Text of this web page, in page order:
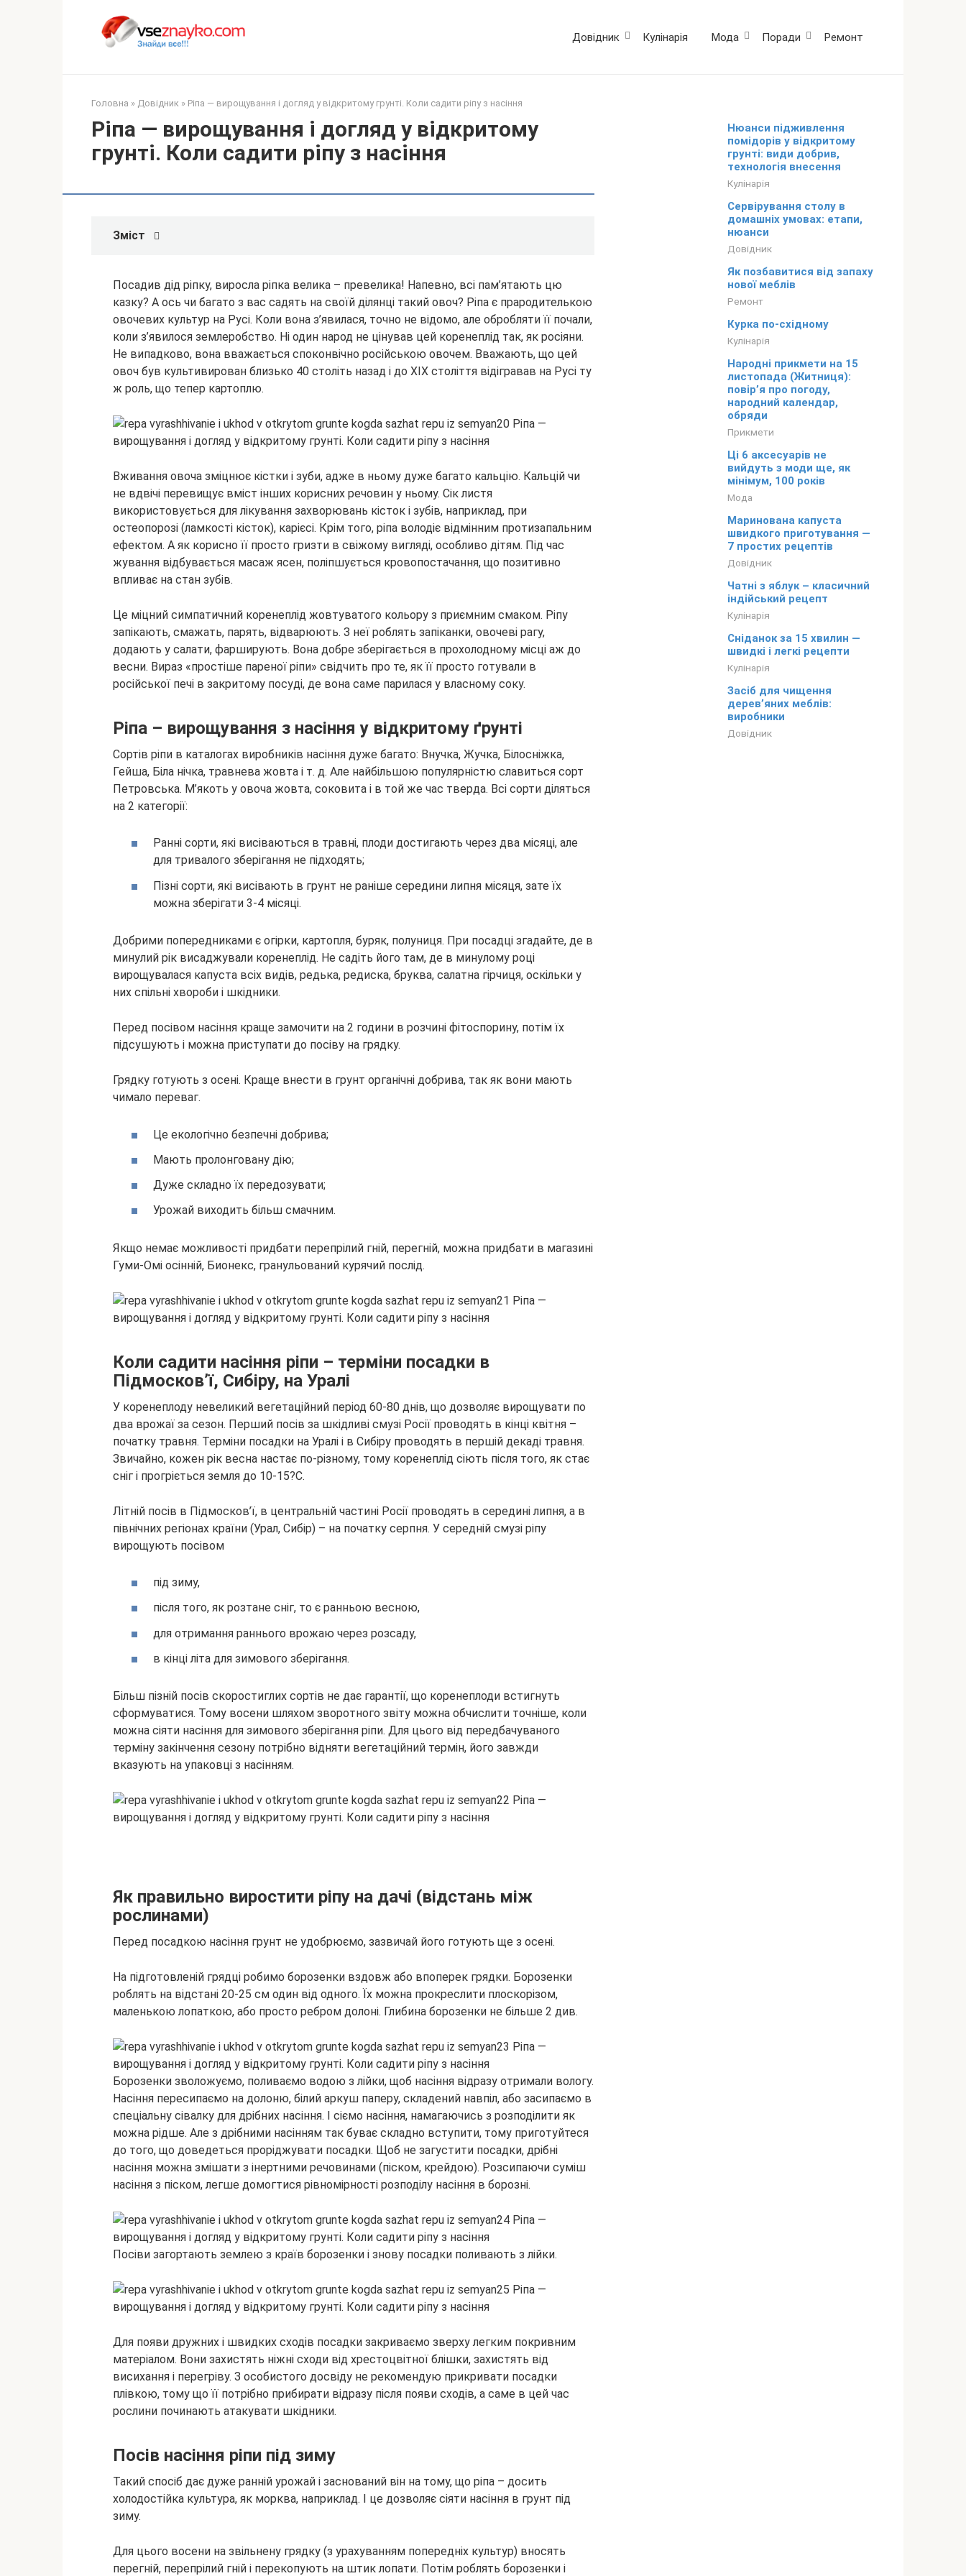
Довідник Кулінарія Мода Поради Ремонт
Головна » Довідник » Ріпа — вирощування і догляд у відкритому грунті. Коли садити ріпу з насіння
Ріпа — вирощування і догляд у відкритому
грунті. Коли садити ріпу з насіння
Зміст
Посадив дід ріпку, виросла ріпка велика – превелика! Напевно, всі пам’ятають цю
казку? А ось чи багато з вас садять на своїй ділянці такий овоч? Ріпа є прародителькою
овочевих культур на Русі. Коли вона з’явилася, точно не відомо, але обробляти її почали,
коли з’явилося землеробство. Ні один народ не цінував цей коренеплід так, як росіяни.
Не випадково, вона вважається споконвічно російською овочем. Вважають, що цей
овоч був культивирован близько 40 століть назад і до XIX століття відігравав на Русі ту
ж роль, що тепер картоплю.
Вживання овоча зміцнює кістки і зуби, адже в ньому дуже багато кальцію. Кальцій чи
не вдвічі перевищує вміст інших корисних речовин у ньому. Сік листя
використовується для лікування захворювань кісток і зубів, наприклад, при
остеопорозі (ламкості кісток), карієсі. Крім того, ріпа володіє відмінним протизапальним
ефектом. А як корисно її просто гризти в свіжому вигляді, особливо дітям. Під час
жування відбувається масаж ясен, поліпшується кровопостачання, що позитивно
впливає на стан зубів.
Це міцний симпатичний коренеплід жовтуватого кольору з приємним смаком. Ріпу
запікають, смажать, парять, відварюють. З неї роблять запіканки, овочеві рагу,
додають у салати, фарширують. Вона добре зберігається в прохолодному місці аж до
весни. Вираз «простіше пареної ріпи» свідчить про те, як її просто готували в
російської печі в закритому посуді, де вона саме парилася у власному соку.
Ріпа – вирощування з насіння у відкритому ґрунті
Сортів ріпи в каталогах виробників насіння дуже багато: Внучка, Жучка, Білосніжка,
Гейша, Біла нічка, травнева жовта і т. д. Але найбільшою популярністю славиться сорт
Петровська. М’якоть у овоча жовта, соковита і в той же час тверда. Всі сорти діляться
на 2 категорії:
Ранні сорти, які висіваються в травні, плоди достигають через два місяці, але
для тривалого зберігання не підходять;
Пізні сорти, які висівають в грунт не раніше середини липня місяця, зате їх
можна зберігати 3-4 місяці.
Добрими попередниками є огірки, картопля, буряк, полуниця. При посадці згадайте, де в
минулий рік висаджували коренеплід. Не садіть його там, де в минулому році
вирощувалася капуста всіх видів, редька, редиска, бруква, салатна гірчиця, оскільки у
них спільні хвороби і шкідники.
Перед посівом насіння краще замочити на 2 години в розчині фітоспорину, потім їх
підсушують і можна приступати до посіву на грядку.
Грядку готують з осені. Краще внести в грунт органічні добрива, так як вони мають
чимало переваг.
Це екологічно безпечні добрива;
Мають пролонговану дію;
Дуже складно їх передозувати;
Урожай виходить більш смачним.
Якщо немає можливості придбати перепрілий гній, перегній, можна придбати в магазині
Гуми-Омі осінній, Бионекс, гранульований курячий послід.
Коли садити насіння ріпи – терміни посадки в
Підмосков’ї, Сибіру, на Уралі
У коренеплоду невеликий вегетаційний період 60-80 днів, що дозволяє вирощувати по
два врожаї за сезон. Перший посів за шкідливі смузі Росії проводять в кінці квітня –
початку травня. Терміни посадки на Уралі і в Сибіру проводять в першій декаді травня.
Звичайно, кожен рік весна настає по-різному, тому коренеплід сіють після того, як стає
сніг і прогріється земля до 10-15?С.
Літній посів в Підмосков’ї, в центральній частині Росії проводять в середині липня, а в
північних регіонах країни (Урал, Сибір) – на початку серпня. У середній смузі ріпу
вирощують посівом
під зиму,
після того, як розтане сніг, то є ранньою весною,
для отримання раннього врожаю через розсаду,
в кінці літа для зимового зберігання.
Більш пізній посів скоростиглих сортів не дає гарантії, що коренеплоди встигнуть
сформуватися. Тому восени шляхом зворотного звіту можна обчислити точніше, коли
можна сіяти насіння для зимового зберігання ріпи. Для цього від передбачуваного
терміну закінчення сезону потрібно відняти вегетаційний термін, його завжди
вказують на упаковці з насінням.
Як правильно виростити ріпу на дачі (відстань між
рослинами)
Перед посадкою насіння грунт не удобрюємо, зазвичай його готують ще з осені.
На підготовленій грядці робимо борозенки вздовж або впоперек грядки. Борозенки
роблять на відстані 20-25 см один від одного. Їх можна прокреслити плоскорізом,
маленькою лопаткою, або просто ребром долоні. Глибина борозенки не більше 2 див.
Борозенки зволожуємо, поливаємо водою з лійки, щоб насіння відразу отримали вологу.
Насіння пересипаємо на долоню, білий аркуш паперу, складений навпіл, або засипаємо в
спеціальну сівалку для дрібних насіння. І сіємо насіння, намагаючись з розподілити як
можна рідше. Але з дрібними насінням так буває складно вступити, тому приготуйтеся
до того, що доведеться проріджувати посадки. Щоб не загустити посадки, дрібні
насіння можна змішати з інертними речовинами (піском, крейдою). Розсипаючи суміш
насіння з піском, легше домогтися рівномірності розподілу насіння в борозні.
Посіви загортають землею з країв борозенки і знову посадки поливають з лійки.
Для появи дружних і швидких сходів посадки закриваємо зверху легким покривним
матеріалом. Вони захистять ніжні сходи від хрестоцвітної блішки, захистять від
висихання і перегріву. З особистого досвіду не рекомендую прикривати посадки
плівкою, тому що її потрібно прибирати відразу після появи сходів, а саме в цей час
рослини починають атакувати шкідники.
Посів насіння ріпи під зиму
Такий спосіб дає дуже ранній урожай і заснований він на тому, що ріпа – досить
холодостійка культура, як морква, наприклад. І це дозволяє сіяти насіння в грунт під
зиму.
Для цього восени на звільнену грядку (з урахуванням попередніх культур) вносять
перегній, перепрілий гній і перекопують на штик лопати. Потім роблять борозенки і
Нюанси підживлення
помідорів у відкритому
грунті: види добрив,
технологія внесення
Кулінарія
Сервірування столу в
домашніх умовах: етапи,
нюанси
Довідник
Як позбавитися від запаху
нової меблів
Ремонт
Курка по-східному
Кулінарія
Народні прикмети на 15
листопада (Житниця):
повір’я про погоду,
народний календар,
обряди
Прикмети
Ці 6 аксесуарів не
вийдуть з моди ще, як
мінімум, 100 років
Мода
Маринована капуста
швидкого приготування —
7 простих рецептів
Довідник
Чатні з яблук – класичний
індійський рецепт
Кулінарія
Сніданок за 15 хвилин —
швидкі і легкі рецепти
Кулінарія
Засіб для чищення
дерев’яних меблів:
виробники
Довідник